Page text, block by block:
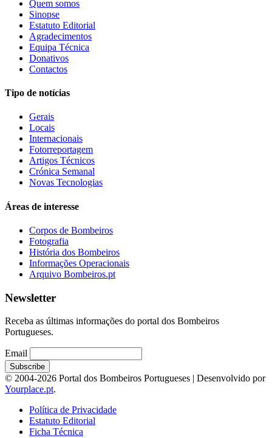
Quem somos
Sinopse
Estatuto Editorial
Agradecimentos
Equipa Técnica
Donativos
Contactos
Tipo de notícias
Gerais
Locais
Internacionais
Fotorreportagem
Artigos Técnicos
Crónica Semanal
Novas Tecnologias
Áreas de interesse
Corpos de Bombeiros
Fotografia
História dos Bombeiros
Informações Operacionais
Arquivo Bombeiros.pt
Newsletter
Receba as últimas informações do portal dos Bombeiros
Portugueses.
Email
© 2004-2026 Portal dos Bombeiros Portugueses | Desenvolvido por
Yourplace.pt.
Política de Privacidade
Estatuto Editorial
Ficha Técnica